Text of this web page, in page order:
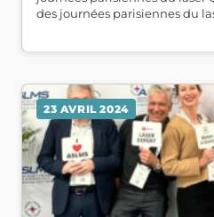
des journées parisiennes du
23 AVRIL 2024